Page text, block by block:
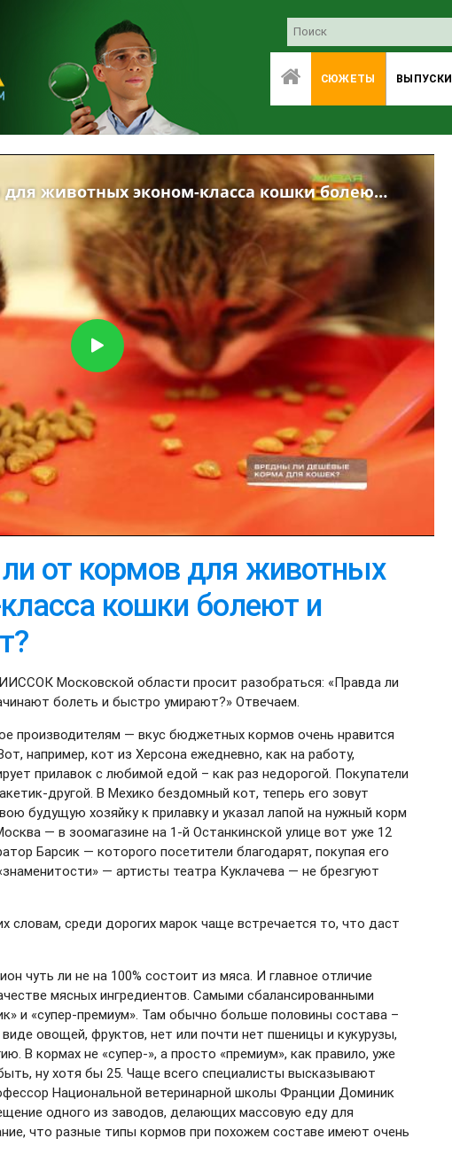
СЮЖЕТЫ ВЫПУСКИ
от кормов для животных
кошки болеют и
Московской области просит разобраться: «Правда ли
болеть и быстро умирают?» Отвечаем.
производителям — вкус бюджетных кормов очень нравится
например, кот из Херсона ежедневно, как на работу,
прилавок с любимой едой – как раз недорогой. Покупатели
другой. В Мехико бездомный кот, теперь его зовут
будущую хозяйку к прилавку и указал лапой на нужный корм
— в зоомагазине на 1-й Останкинской улице вот уже 12
Барсик — которого посетители благодарят, покупая его
— артисты театра Куклачева — не брезгуют
словам, среди дорогих марок чаще встречается то, что даст
чуть ли не на 100% состоит из мяса. И главное отличие
мясных ингредиентов. Самыми сбалансированными
и «супер-премиум». Там обычно больше половины состава –
овощей, фруктов, нет или почти нет пшеницы и кукурузы,
В кормах не «супер-», а просто «премиум», как правило, уже
ну хотя бы 25. Чаще всего специалисты высказывают
Национальной ветеринарной школы Франции Доминик
одного из заводов, делающих массовую еду для
что разные типы кормов при похожем составе имеют очень